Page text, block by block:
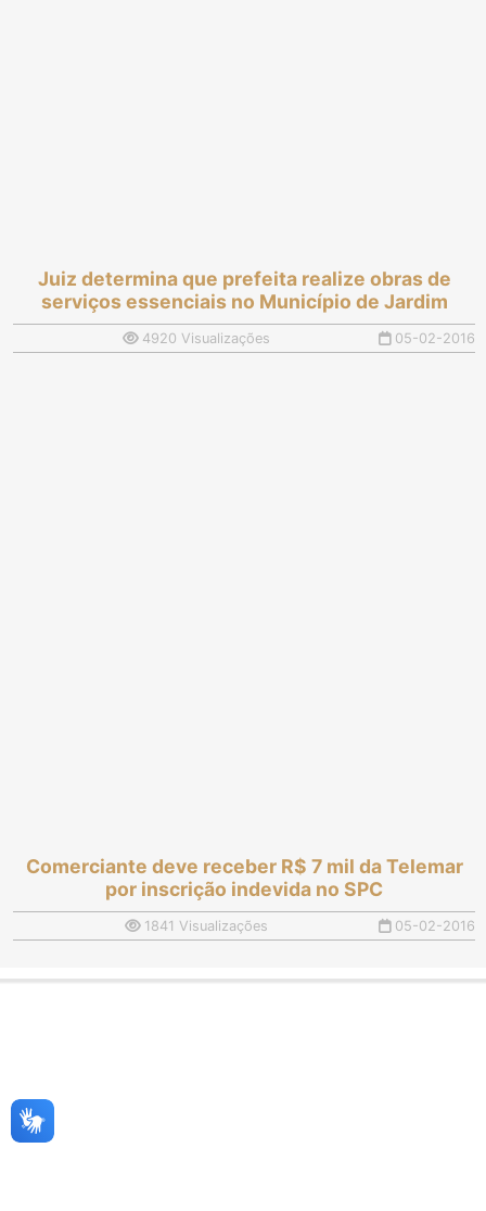
Juiz determina que prefeita realize obras de
serviços essenciais no Município de Jardim
4920 Visualizações 05-02-2016
Comerciante deve receber R$ 7 mil da Telemar
por inscrição indevida no SPC
1841 Visualizações 05-02-2016